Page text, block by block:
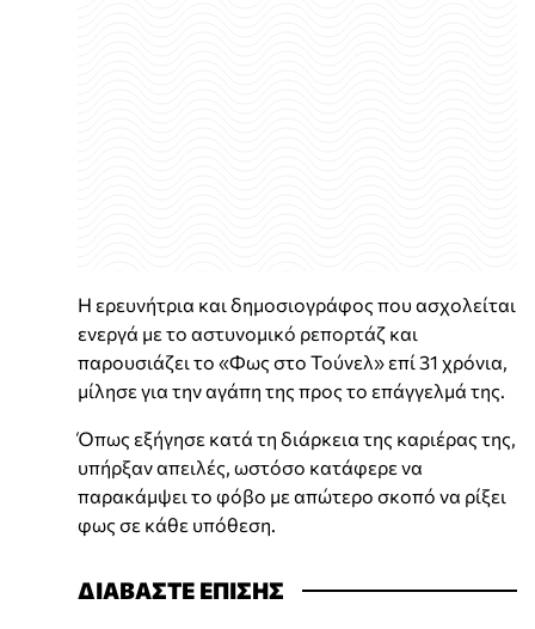
Η ερευνήτρια και δημοσιογράφος που ασχολείται
ενεργά με το αστυνομικό ρεπορτάζ και
παρουσιάζει το «Φως στο Τούνελ» επί 31 χρόνια,
μίλησε για την αγάπη της προς το επάγγελμά της.
Όπως εξήγησε κατά τη διάρκεια της καριέρας της,
υπήρξαν απειλές, ωστόσο κατάφερε να
παρακάμψει το φόβο με απώτερο σκοπό να ρίξει
φως σε κάθε υπόθεση.
ΔΙΑΒΑΣΤΕ ΕΠΙΣΗΣ